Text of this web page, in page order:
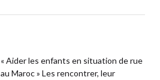
« Aider les enfants en situation de rue
au Maroc » Les rencontrer, leur